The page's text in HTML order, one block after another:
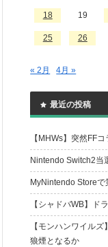
18 19
25 26
« 2月 4月 »
最近の投稿
【MHWs】突然FF
Nintendo Switch2当
MyNintendo Store
【シャドバWB】ド
【モンハンワイル
狼煙となるか